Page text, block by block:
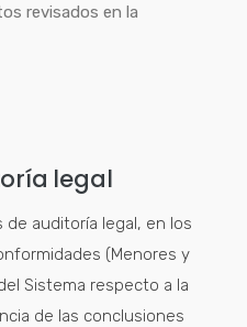
revisados en la
legal
de auditoría legal, en los
(Menores y
Sistema respecto a la
de las conclusiones